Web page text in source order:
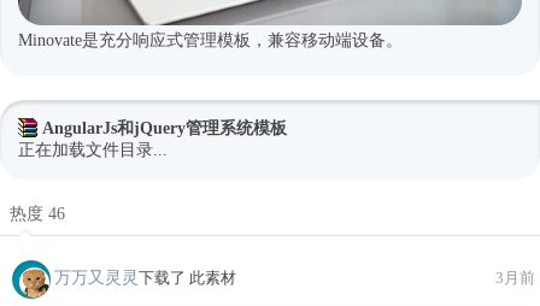
Minovate是充分响应式管理模板，兼容移动端设备。
AngularJs和jQuery管理系统模板
正在加载文件目录...
热度 46
万万又灵灵 下载了 此素材 3月前